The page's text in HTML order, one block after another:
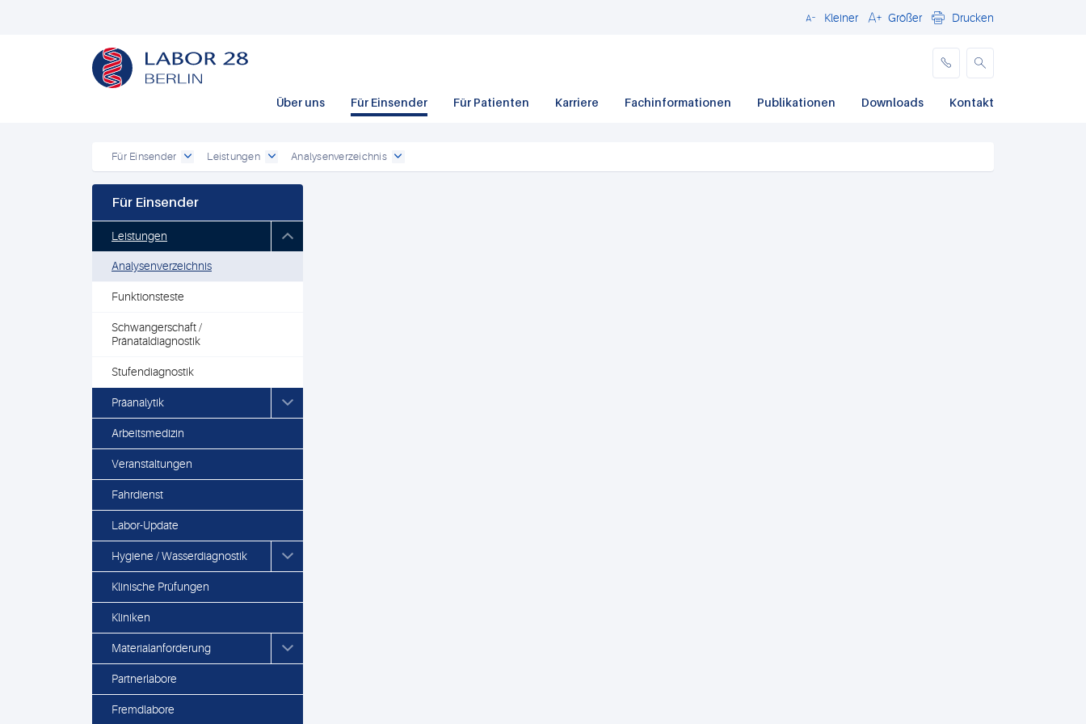
Schließen
Kleiner Größer Drucken
Über uns Für Einsender Für Patienten Karriere Fachinformationen Publikationen Downloads Kontakt
Für Einsender Leistungen Analysenverzeichnis
Für Einsender
Leistungen
Analysenverzeichnis
Funktionsteste
Schwangerschaft /
Pränataldiagnostik
Stufendiagnostik
Präanalytik
Arbeitsmedizin
Veranstaltungen
Fahrdienst
Labor-Update
Hygiene / Wasserdiagnostik
Klinische Prüfungen
Kliniken
Materialanforderung
Partnerlabore
Fremdlabore